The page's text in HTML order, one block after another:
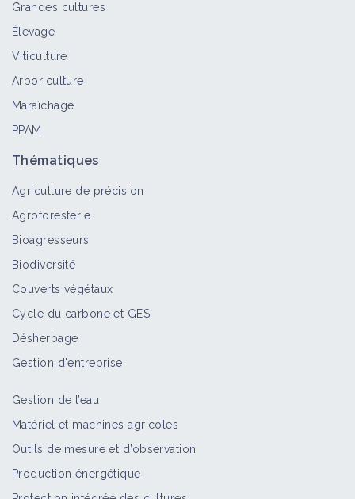
Intercep rotatif
Matériel et équipement
Grandes cultures
Élevage
Viticulture
Arboriculture
Maraîchage
PPAM
Thématiques
Agriculture de précision
Agroforesterie
Bioagresseurs
Biodiversité
Couverts végétaux
Cycle du carbone et GES
Désherbage
Gestion d'entreprise
Gestion de l’eau
Matériel et machines agricoles
Outils de mesure et d’observation
Production énergétique